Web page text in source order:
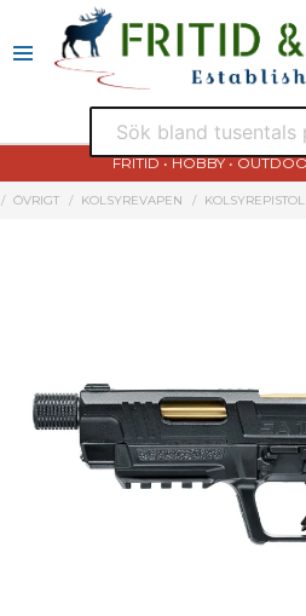
FRITID • HOBBY •
ÖVRIGT KOLSYREVAPEN KOLSYREPISTOL